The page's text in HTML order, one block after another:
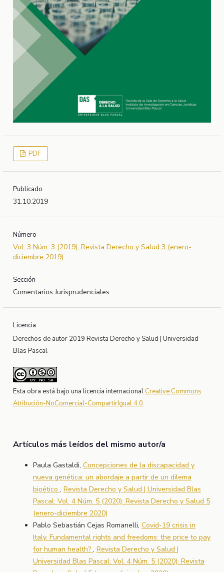
PDF
Publicado
31.10.2019
Número
Vol. 3 Núm. 3 (2019): Revista Derecho y Salud 3 (enero-
diciembre 2019)
Sección
Comentarios Jurisprudenciales
Licencia
Derechos de autor 2019 Revista Derecho y Salud | Universidad
Blas Pascal
Esta obra está bajo una licencia internacional Creative Commons
Atribución-NoComercial-CompartirIgual 4.0.
Artículos más leídos del mismo autor/a
Paula Gastaldi, Concepciones de la discapacidad y
nueva genética: un abordaje a partir de un dilema
bioético , Revista Derecho y Salud | Universidad Blas
Pascal: Vol. 4 Núm. 5 (2020): Revista Derecho y Salud 5
(enero-diciembre 2020)
Pablo Sebastián Cejas Romanelli, Covid-19 crisis in
Italy. Fundamental rights and freedoms: the price to pay
for human health? , Revista Derecho y Salud |
Universidad Blas Pascal: Vol. 4 Núm. 5 (2020): Revista